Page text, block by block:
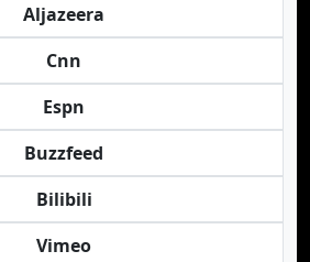
Aljazeera
Cnn
Espn
Buzzfeed
Bilibili
Vimeo